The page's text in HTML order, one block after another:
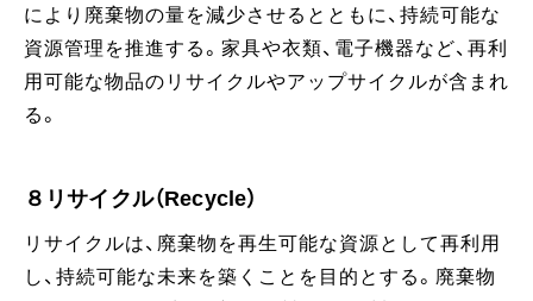
により廃棄物の量を減少させるとともに、持続可能な
資源管理を推進する。家具や衣類、電子機器など、再利
用可能な物品のリサイクルやアップサイクルが含まれ
る。
８リサイクル（Recycle）
リサイクルは、廃棄物を再生可能な資源として再利用
し、持続可能な未来を築くことを目的とする。廃棄物